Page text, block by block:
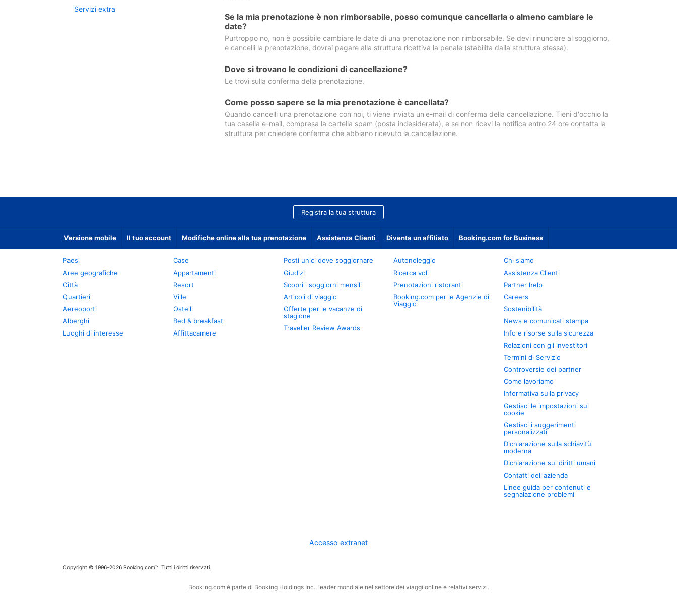
Servizi extra
Se la mia prenotazione è non rimborsabile, posso comunque cancellarla o almeno cambiare le
date?
Purtroppo no, non è possibile cambiare le date di una prenotazione non rimborsabile. Se devi rinunciare al soggiorno,
e cancelli la prenotazione, dovrai pagare alla struttura ricettiva la penale (stabilita dalla struttura stessa).
Dove si trovano le condizioni di cancellazione?
Le trovi sulla conferma della prenotazione.
Come posso sapere se la mia prenotazione è cancellata?
Quando cancelli una prenotazione con noi, ti viene inviata un'e-mail di conferma della cancellazione. Tieni d'occhio la
tua casella e-mail, compresa la cartella spam (posta indesiderata), e se non ricevi la notifica entro 24 ore contatta la
struttura per chiedere conferma che abbiano ricevuto la cancellazione.
Registra la tua struttura
Versione mobile Il tuo account Modifiche online alla tua prenotazione Assistenza Clienti Diventa un affiliato Booking.com for Business
Paesi
Aree geografiche
Città
Quartieri
Aereoporti
Alberghi
Luoghi di interesse
Case
Appartamenti
Resort
Ville
Ostelli
Bed & breakfast
Affittacamere
Posti unici dove soggiornare
Giudizi
Scopri i soggiorni mensili
Articoli di viaggio
Offerte per le vacanze di
stagione
Traveller Review Awards
Autonoleggio
Ricerca voli
Prenotazioni ristoranti
Booking.com per le Agenzie di
Viaggio
Chi siamo
Assistenza Clienti
Partner help
Careers
Sostenibilità
News e comunicati stampa
Info e risorse sulla sicurezza
Relazioni con gli investitori
Termini di Servizio
Controversie dei partner
Come lavoriamo
Informativa sulla privacy
Gestisci le impostazioni sui
cookie
Gestisci i suggerimenti
personalizzati
Dichiarazione sulla schiavitù
moderna
Dichiarazione sui diritti umani
Contatti dell'azienda
Linee guida per contenuti e
segnalazione problemi
Accesso extranet
Copyright © 1996–2026 Booking.com™. Tutti i diritti riservati.
Booking.com è parte di Booking Holdings Inc., leader mondiale nel settore dei viaggi online e relativi servizi.